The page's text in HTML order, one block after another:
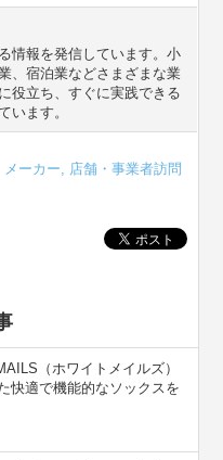
情報を発信しています。小
、宿泊業などさまざまな業
役立ち、すぐに実践できる
います。
メーカー, 店舗・事業者訪問
（ホワイトメイルズ）
快適で機能的なソックスを